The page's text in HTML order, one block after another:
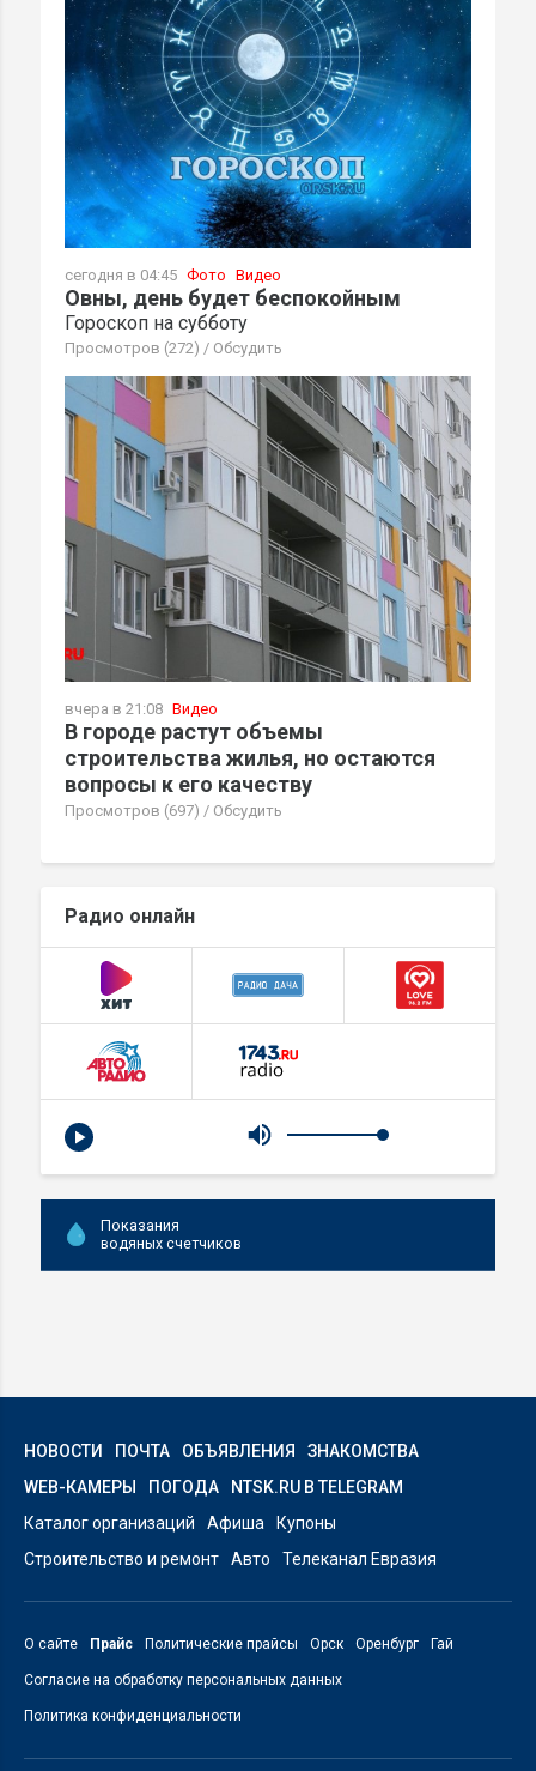
сегодня в 04:45 Фото Видео
Овны, день будет беспокойным
Гороскоп на субботу
Просмотров (272) / Обсудить
вчера в 21:08 Видео
В городе растут объемы
строительства жилья, но остаются
вопросы к его качеству
Просмотров (697) / Обсудить
Радио онлайн
Показания
водяных счетчиков
НОВОСТИ ПОЧТА ОБЪЯВЛЕНИЯ
ЗНАКОМСТВА
WEB-КАМЕРЫ
ПОГОДА
NTSK.RU В TELEGRAM
Каталог организаций
Афиша
Купоны
Строительство и ремонт
Авто Телеканал Евразия
О сайте Прайс Политические прайсы Орск Оренбург Гай
Согласие на обработку персональных данных
Политика конфиденциальности